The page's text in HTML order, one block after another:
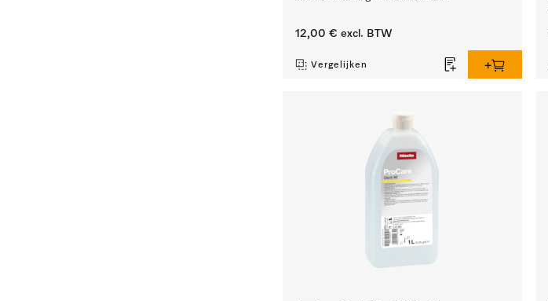
12,00 € excl. BTW
Vergelijken